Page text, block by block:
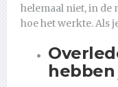
helemaal niet, in de
hoe het werkte. Als